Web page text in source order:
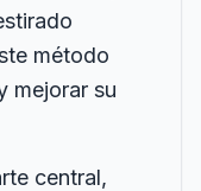
método
mejorar su
central,